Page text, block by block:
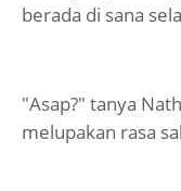
berada di sana
"Asap?" tanya
melupakan rasa